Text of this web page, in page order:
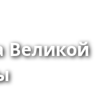
Великой